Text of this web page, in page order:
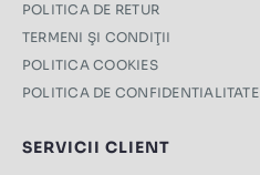
POLITICA DE RETUR
TERMENI ŞI CONDIŢII
POLITICA COOKIES
POLITICA DE CONFIDENTIALITATE
SERVICII CLIENT